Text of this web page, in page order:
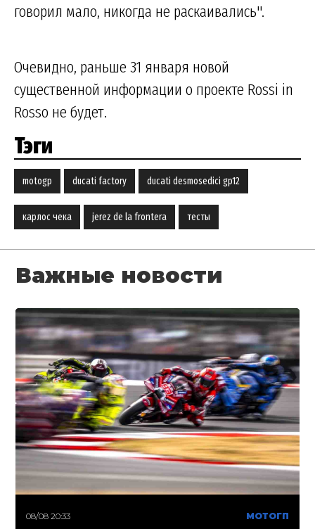
говорил мало, никогда не раскаивались".
Очевидно, раньше 31 января новой
существенной информации о проекте Rossi in
Rosso не будет.
Тэги
motogp ducati factory ducati desmosedici gp12
карлос чека jerez de la frontera тесты
Важные новости
08/08 20:33 МОТОГП